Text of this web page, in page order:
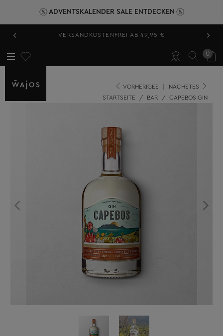
ADVENTSKALENDER SALE ENTDECKEN
‹ VERSANDKOSTENFREI AB 49,95 € ›
0
VORHERIGES
NÄCHSTES
STARTSEITE
/ BAR / CAPEBOS GIN